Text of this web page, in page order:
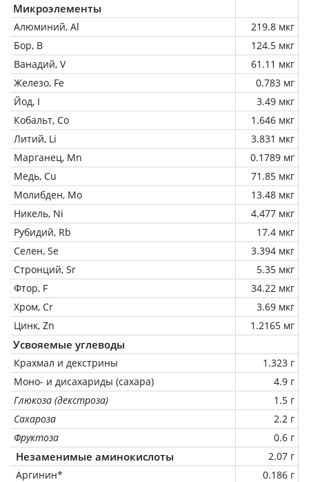
Микроэлементы
Алюминий, Al
219.8 мкг
Бор, B
124.5 мкг
Ванадий, V
61.11 мкг
Железо, Fe
0.783 мг
Йод, I
3.49 мкг
Кобальт, Co
1.646 мкг
Литий, Li
3.831 мкг
Марганец, Mn
0.1789 мг
Медь, Cu
71.85 мкг
Молибден, Mo
13.48 мкг
Никель, Ni
4.477 мкг
Рубидий, Rb
17.4 мкг
Селен, Se
3.394 мкг
Стронций, Sr
5.35 мкг
Фтор, F
34.22 мкг
Хром, Cr
3.69 мкг
Цинк, Zn
1.2165 мг
Усвояемые углеводы
Крахмал и декстрины
1.323 г
Моно- и дисахариды (сахара)
4.9 г
Глюкоза (декстроза)
1.5 г
Сахароза
2.2 г
Фруктоза
0.6 г
Незаменимые аминокислоты
2.07 г
Аргинин*
0.186 г